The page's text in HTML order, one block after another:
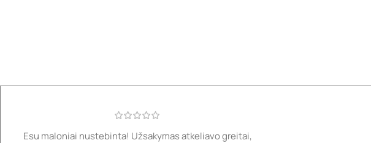
Esu maloniai nustebinta! Užsakymas atkeliavo greitai,